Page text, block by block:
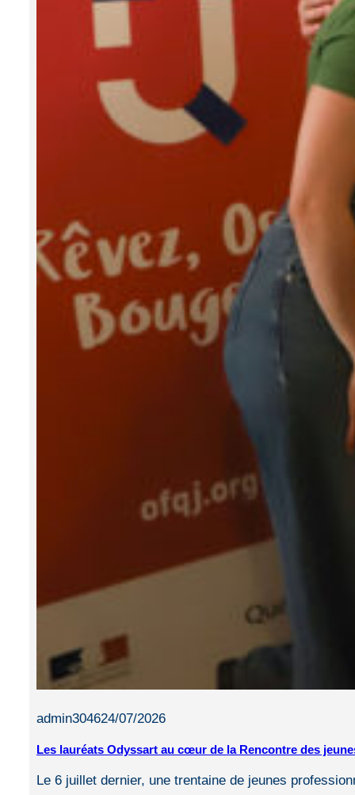
admin304624/07/2026
Les lauréats Odyssart au cœur de la Rencontre des
Le 6 juillet dernier, une trentaine de jeunes